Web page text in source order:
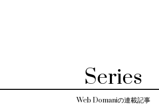
Series
Web Domaniの連載記事